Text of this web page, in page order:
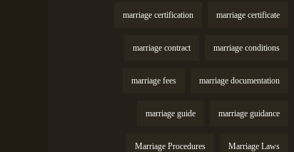
marriage certificate
marriage certification
marriage conditions
marriage contract
marriage documentation
marriage fees
marriage guidance
marriage guide
Marriage Laws
Marriage Procedures